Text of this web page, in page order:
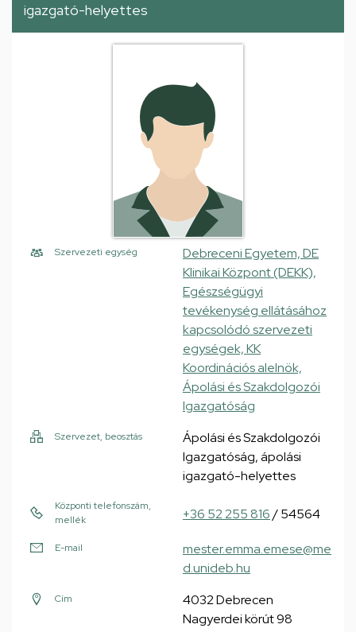
igazgató-helyettes
Szervezeti egység
Debreceni Egyetem, DE
Klinikai Központ (DEKK),
Egészségügyi
tevékenység ellátásához
kapcsolódó szervezeti
egységek, KK
Koordinációs alelnök,
Ápolási és Szakdolgozói
Igazgatóság
Szervezet, beosztás
Ápolási és Szakdolgozói
Igazgatóság, ápolási
igazgató-helyettes
Központi telefonszám,
mellék
+36 52 255 816/ 54564
E-mail
mester.emma.emese@me
d.unideb.hu
Cím
4032 Debrecen
Nagyerdei körút 98